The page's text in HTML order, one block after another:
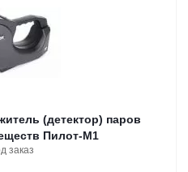
(детектор) паров
Пилот-М1
заказ